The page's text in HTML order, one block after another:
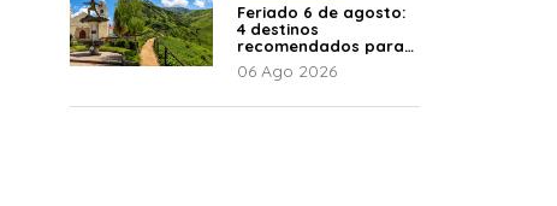
Feriado 6 de agosto:
4 destinos
recomendados para
disfrutar el descanso
06 Ago 2026